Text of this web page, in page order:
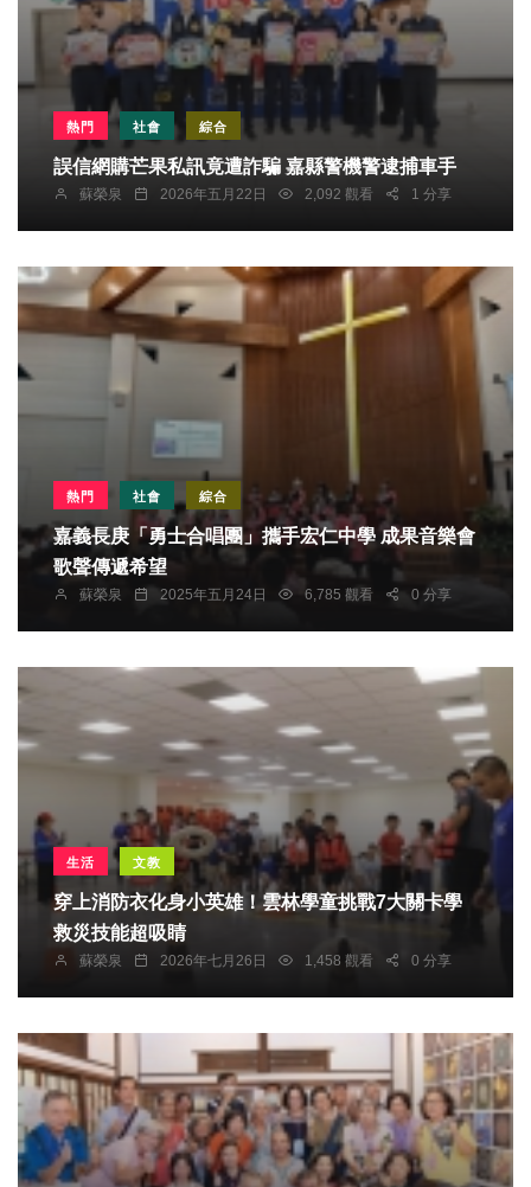
熱門 社會 綜合
誤信網購芒果私訊竟遭詐騙 嘉縣警機警逮捕車手
蘇榮泉 2026年五月22日 2,092 觀看 1 分享
熱門 社會 綜合
嘉義長庚「勇士合唱團」攜手宏仁中學 成果音樂會
歌聲傳遞希望
蘇榮泉 2025年五月24日 6,785 觀看 0 分享
生活 文教
穿上消防衣化身小英雄！雲林學童挑戰7大關卡學
救災技能超吸睛
蘇榮泉 2026年七月26日 1,458 觀看 0 分享